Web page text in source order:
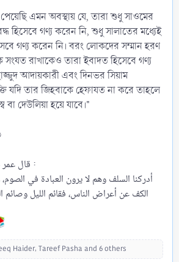
এমন অবস্থায় যে, তারা শুধু সাওমের
হিসেবে গণ্য করেন নি, শুধু সালাতের মধ্যেই
গণ্য করেন নি। বরং লোকদের সম্মান হরণ
রাখাকেও তারা ইবাদত হিসেবে গণ্য
আদায়কারী এবং দিনভর সিয়াম
যদি তার জিহবাকে হেফাযত না করে তাহলে
বা দেউলিয়া হয়ে যাবে।"
قال عمر بن عبد العزيز رحمه الله :
‏أدركنا السلف وهم لا يرون العبادة في
الكف عن أعراض الناس، فقائم الليل وصائم
Haider, Tareef Pasha and 6 others